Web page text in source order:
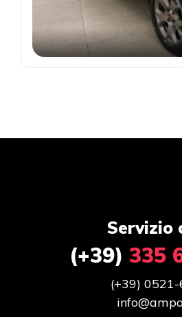
Servizio
(+39) 335
(+39)